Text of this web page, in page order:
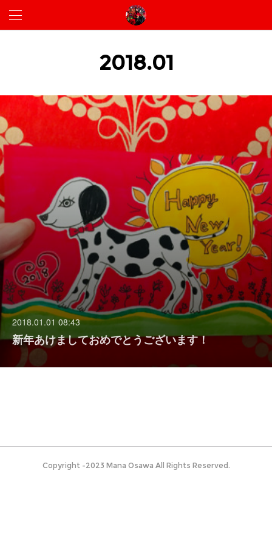
2018.01
2018.01.01 08:43
新年あけましておめでとうございます！
Copyright -2023 Mana Osawa All Rights Reserved.